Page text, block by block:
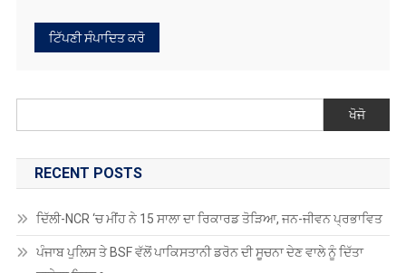
ਖੋਜੋ
RECENT POSTS
ਦਿੱਲੀ-NCR ‘ਚ ਮੀਂਹ ਨੇ 15 ਸਾਲਾ ਦਾ ਰਿਕਾਰਡ ਤੋੜਿਆ, ਜਨ-ਜੀਵਨ ਪ੍ਰਭਾਵਿਤ
ਪੰਜਾਬ ਪੁਲਿਸ ਤੇ BSF ਵੱਲੋਂ ਪਾਕਿਸਤਾਨੀ ਡਰੋਨ ਦੀ ਸੂਚਨਾ ਦੇਣ ਵਾਲੇ ਨੂੰ ਦਿੱਤਾ